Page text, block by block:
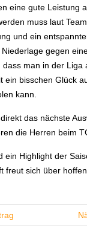
eine gute Leistung
muss laut
und ein
gegen
man in der Liga
ein bisschen Glück
kann.
das nächste
die Herren beim
ein Highlight der
freut sich über